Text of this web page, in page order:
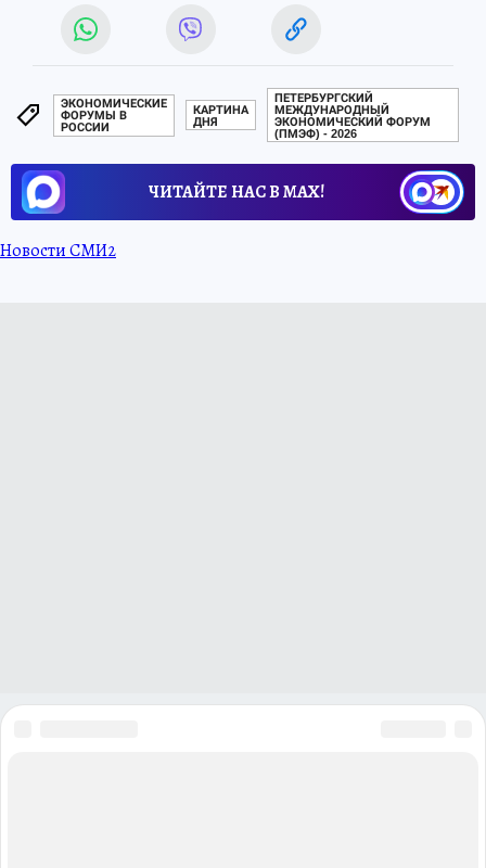
ЭКОНОМИЧЕСКИЕ
ФОРУМЫ В
РОССИИ
КАРТИНА
ДНЯ
ПЕТЕРБУРГСКИЙ
МЕЖДУНАРОДНЫЙ
ЭКОНОМИЧЕСКИЙ ФОРУМ
(ПМЭФ) - 2026
ЧИТАЙТЕ НАС В МАХ!
Новости СМИ2